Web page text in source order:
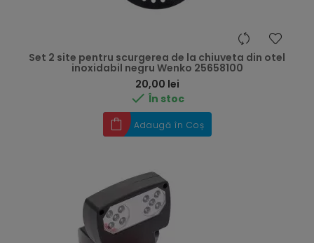
Set 2 site pentru scurgerea de la chiuveta din otel
inoxidabil negru Wenko 25658100
20,00 lei
 În stoc
Adaugă în Coș